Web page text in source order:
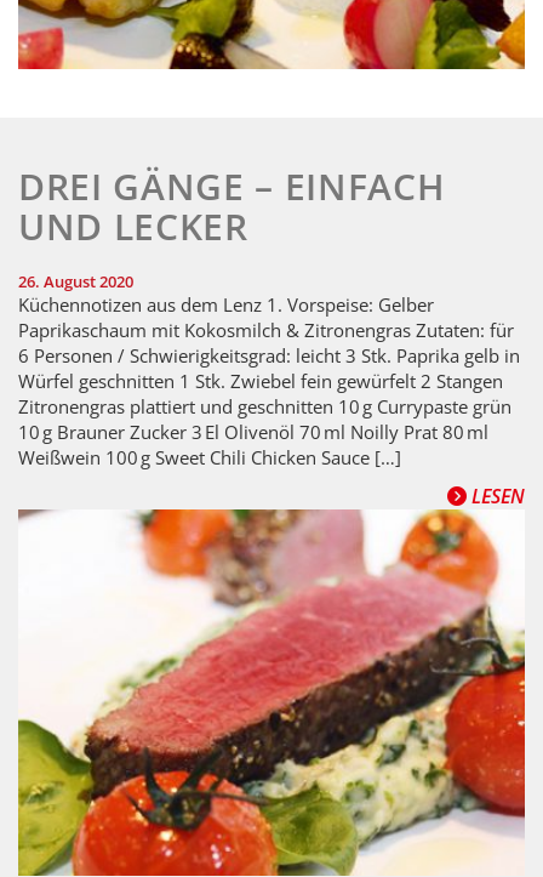
DREI GÄNGE – EINFACH
UND LECKER
26. August 2020
Küchennotizen aus dem Lenz 1. Vorspeise: Gelber
Paprikaschaum mit Kokosmilch & Zitronengras Zutaten: für
6 Personen / Schwierigkeitsgrad: leicht 3 Stk. Paprika gelb in
Würfel geschnitten 1 Stk. Zwiebel fein gewürfelt 2 Stangen
Zitronengras plattiert und geschnitten 10 g Currypaste grün
10 g Brauner Zucker 3 El Olivenöl 70 ml Noilly Prat 80 ml
Weißwein 100 g Sweet Chili Chicken Sauce […]
LESEN